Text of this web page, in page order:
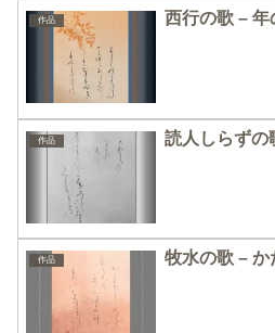
作品 西行の歌 – 年
作品 読人しらずの
作品 牧水の歌 – か